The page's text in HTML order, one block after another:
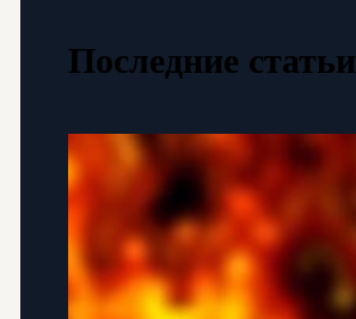
Последние статьи